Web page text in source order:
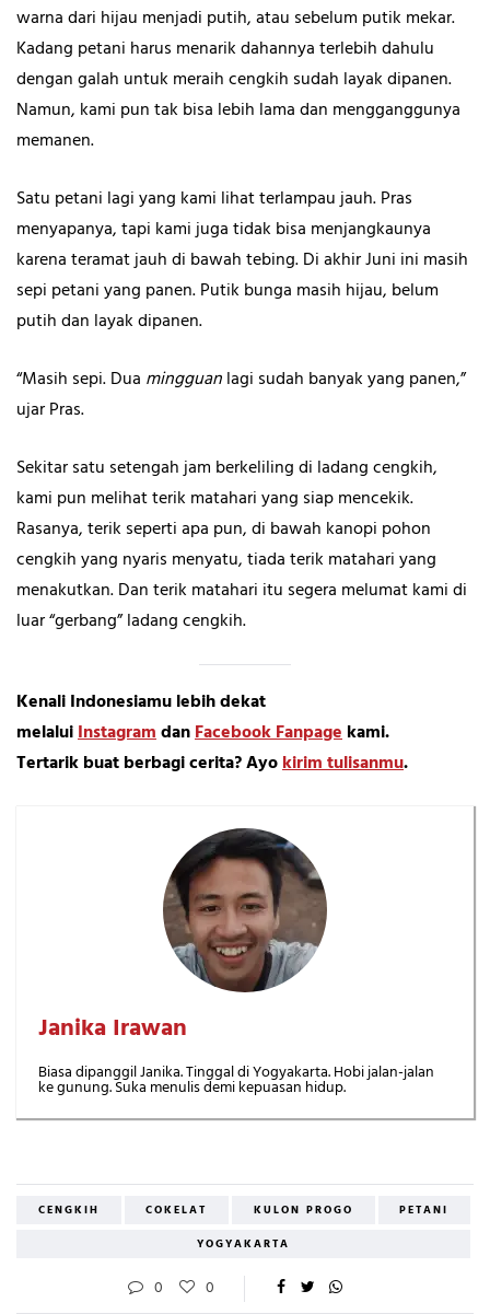
warna dari hijau menjadi putih, atau sebelum putik mekar.
Kadang petani harus menarik dahannya terlebih dahulu
dengan galah untuk meraih cengkih sudah layak dipanen.
Namun, kami pun tak bisa lebih lama dan mengganggunya
memanen.
Satu petani lagi yang kami lihat terlampau jauh. Pras
menyapanya, tapi kami juga tidak bisa menjangkaunya
karena teramat jauh di bawah tebing. Di akhir Juni ini masih
sepi petani yang panen. Putik bunga masih hijau, belum
putih dan layak dipanen.
“Masih sepi. Dua mingguanlagi sudah banyak yang panen,”
ujar Pras.
Sekitar satu setengah jam berkeliling di ladang cengkih,
kami pun melihat terik matahari yang siap mencekik.
Rasanya, terik seperti apa pun, di bawah kanopi pohon
cengkih yang nyaris menyatu, tiada terik matahari yang
menakutkan. Dan terik matahari itu segera melumat kami di
luar “gerbang” ladang cengkih.
Kenali Indonesiamu lebih dekat
melaluiInstagramdanFacebook Fanpagekami.
Tertarik buat berbagi cerita? Ayokirim tulisanmu.
Janika Irawan
Biasa dipanggil Janika. Tinggal di Yogyakarta. Hobi jalan-jalan
ke gunung. Suka menulis demi kepuasan hidup.
CENGKIH COKELAT KULON PROGO
PETANI
YOGYAKARTA
0 0